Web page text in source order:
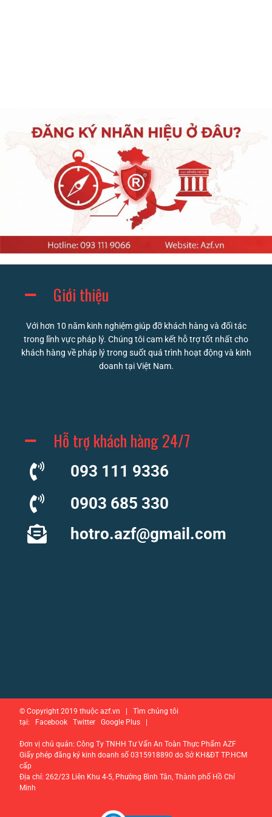
Giới thiệu
Với hơn 10 năm kinh nghiệm giúp đỡ khách hàng và đối tác
trong lĩnh vực pháp lý. Chúng tôi cam kết hỗ trợ tốt nhất cho
khách hàng về pháp lý trong suốt quá trình hoạt động và kinh
doanh tại Việt Nam.
Hỗ trợ khách hàng 24/7
093 111 9336
0903 685 330
hotro.azf@gmail.com
© Copyright 2019 thuộc azf.vn | Tìm chúng tôi
tại: Facebook Twitter Google Plus |
Đơn vị chủ quản: Công Ty TNHH Tư Vấn An Toàn Thực Phẩm AZF
Giấy phép đăng ký kinh doanh số 0315918890 do Sở KH&ĐT TP.HCM
cấp
Địa chỉ: 262/23 Liên Khu 4-5, Phường Bình Tân, Thành phố Hồ Chí
Minh